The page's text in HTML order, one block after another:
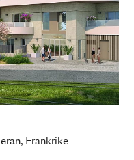
Frankrike